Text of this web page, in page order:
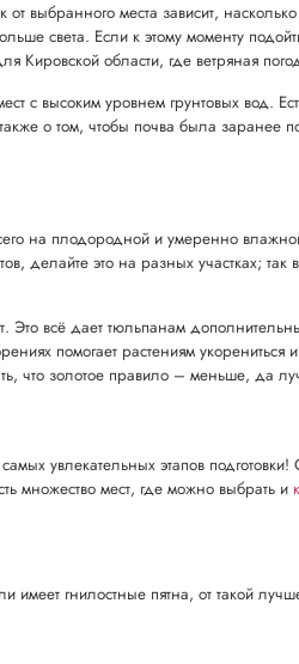
выбранного места зависит,
света. Если к этому моменту
области, где ветряная
с высоким уровнем грунтовых вод.
о том, чтобы почва была заранее
на плодородной и умеренно
делайте это на разных участках;
всё дает тюльпанам
помогает растениям укорениться и
что золотое правило – меньше, да
увлекательных этапов подготовки!
множество мест, где можно выбрать и
гнилостные пятна, от такой лучше